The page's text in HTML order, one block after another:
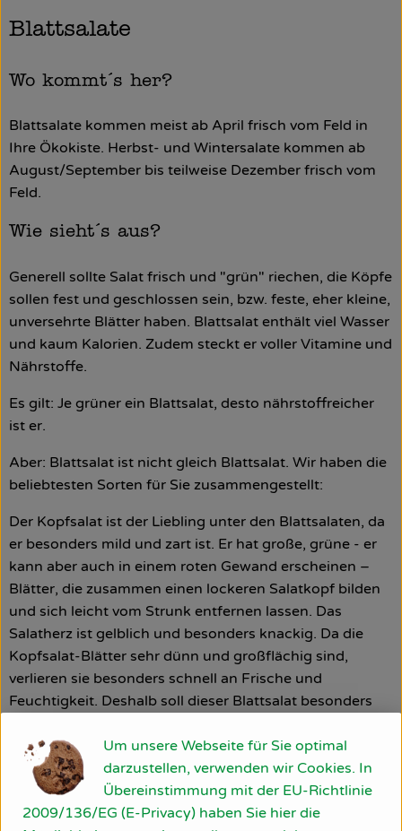
Blattsalate
Wo kommt´s her?
Blattsalate kommen meist ab April frisch vom Feld in
Ihre Ökokiste. Herbst- und Wintersalate kommen ab
August/September bis teilweise Dezember frisch vom
Feld.
Wie sieht´s aus?
Generell sollte Salat frisch und "grün" riechen, die Köpfe
sollen fest und geschlossen sein, bzw. feste, eher kleine,
unversehrte Blätter haben. Blattsalat enthält viel Wasser
und kaum Kalorien. Zudem steckt er voller Vitamine und
Nährstoffe.
Es gilt: Je grüner ein Blattsalat, desto nährstoffreicher
ist er.
Aber: Blattsalat ist nicht gleich Blattsalat. Wir haben die
beliebtesten Sorten für Sie zusammengestellt:
Der Kopfsalat ist der Liebling unter den Blattsalaten, da
er besonders mild und zart ist. Er hat große, grüne - er
kann aber auch in einem roten Gewand erscheinen –
Blätter, die zusammen einen lockeren Salatkopf bilden
und sich leicht vom Strunk entfernen lassen. Das
Salatherz ist gelblich und besonders knackig. Da die
Kopfsalat-Blätter sehr dünn und großflächig sind,
verlieren sie besonders schnell an Frische und
Feuchtigkeit. Deshalb soll dieser Blattsalat besonders
Der Eissalat ist auch unter den Namen Eisberg- oder
Krachsalat bekannt. Er hat einen besonders runden,
festen und dicht geschlossenem Kopf was ihn sehr
Um unsere Webseite für Sie optimal
darzustellen, verwenden wir Cookies. In
Übereinstimmung mit der EU-Richtlinie
2009/136/EG (E-Privacy) haben Sie hier die